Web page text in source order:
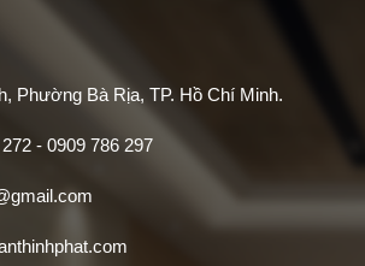
Phường Bà Rịa, TP. Hồ Chí Minh.
- 0909 786 297